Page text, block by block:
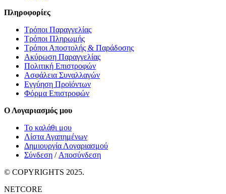
Πληροφορίες
Τρόποι Παραγγελίας
Τρόποι Πληρωμής
Τρόποι Αποστολής & Παράδοσης
Ακύρωση Παραγγελίας
Πολιτική Επιστροφών
Ασφάλεια Συναλλαγών
Εγγύηση Προϊόντων
Φόρμα Επιστροφών
Ο Λογαριασμός μου
Το καλάθι μου
Λίστα Αγαπημένων
Δημιουργία Λογαριασμού
Σύνδεση / Αποσύνδεση
© COPYRIGHTS 2025.
NETCORE